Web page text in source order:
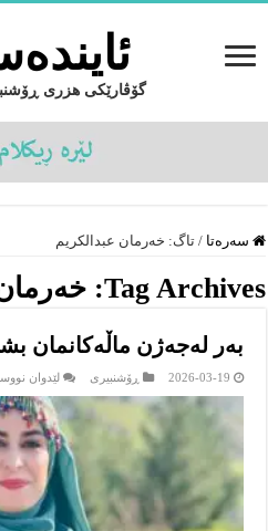
گۆڤارێکی هزری
سەرەتا / تاگ: خەرمان عبدالکریم
Tag Archives:
بەر لەجەژن ماڵەکانمان
2026-03-19 ڕۆشنبیرى لێدوان